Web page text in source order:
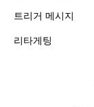
트리거 메시지
리타게팅